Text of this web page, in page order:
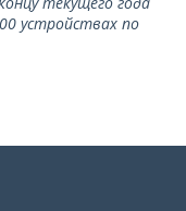
устройствах по